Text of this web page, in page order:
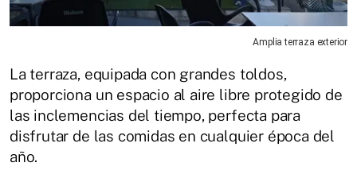
Amplia terraza exterior
La terraza, equipada con grandes toldos,
proporciona un espacio al aire libre protegido de
las inclemencias del tiempo, perfecta para
disfrutar de las comidas en cualquier época del
año.